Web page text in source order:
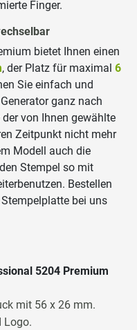
Finger.
bietet Ihnen einen
, der Platz für maximal 6
Sie einfach und
ganz nach
von Ihnen gewählte
Zeitpunkt nicht mehr
Modell auch die
Stempel so mit
Bestellen
bei uns
5204 Premium
mit 56 x 26 mm.
Logo.